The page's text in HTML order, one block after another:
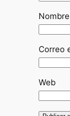
Nombre
Correo
Web